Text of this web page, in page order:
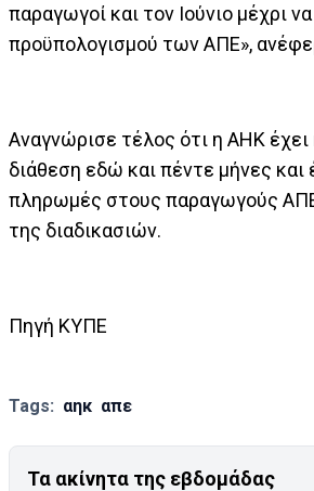
παραγωγοί και τον Ιούνιο μέχρι
προϋπολογισμού των ΑΠΕ»,
Αναγνώρισε τέλος ότι η ΑΗΚ έχει
διάθεση εδώ και πέντε μήνες και
πληρωμές στους παραγωγούς
της διαδικασιών.
Πηγή ΚΥΠΕ
Tags: αηκ απε
Τα ακίνητα της εβδομάδας